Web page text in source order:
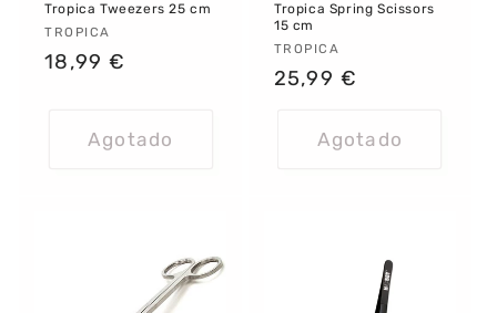
Tropica Tweezers 25 cm
Proveedor:
TROPICA
Precio
18,99 €
Agotado
Tropica Spring Scissors
15 cm
Proveedor:
TROPICA
Precio
25,99 €
Agotado